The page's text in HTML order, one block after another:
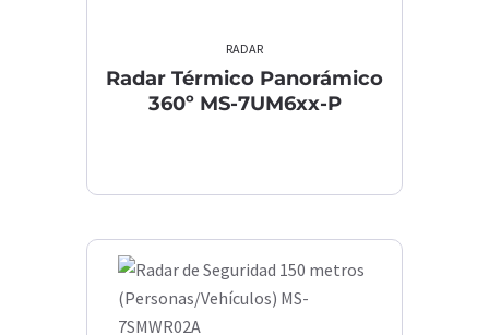
RADAR
Radar Térmico Panorámico
360º MS-7UM6xx-P